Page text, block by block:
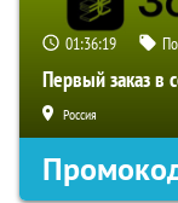
01:36:18
Первый заказ в
Россия